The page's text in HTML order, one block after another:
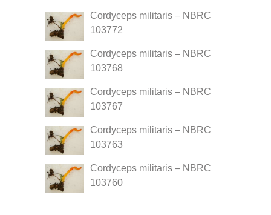
Cordyceps militaris – NBRC
103772
Cordyceps militaris – NBRC
103768
Cordyceps militaris – NBRC
103767
Cordyceps militaris – NBRC
103763
Cordyceps militaris – NBRC
103760